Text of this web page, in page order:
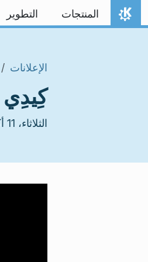
تخط المحتوى
الصفحة الرئيسة
المنتجات التطوير
الإعلانات
كِيدِي بلازما 5.8.1،
الثلاثاء، 11 أكتوبر 2016